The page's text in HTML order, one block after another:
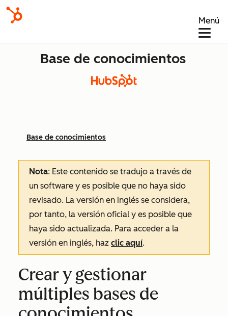
Menú
Base de conocimientos
Base de conocimientos
Nota: Este contenido se tradujo a través de
un software y es posible que no haya sido
revisado. La versión en inglés se considera,
por tanto, la versión oficial y es posible que
haya sido actualizada. Para acceder a la
versión en inglés, haz clic aquí.
Crear y gestionar
múltiples bases de